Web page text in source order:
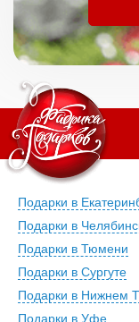
Подарки в
Подарки в
Подарки в Тюмени
Подарки в Сургуте
Подарки в Нижнем
Подарки в Уфе